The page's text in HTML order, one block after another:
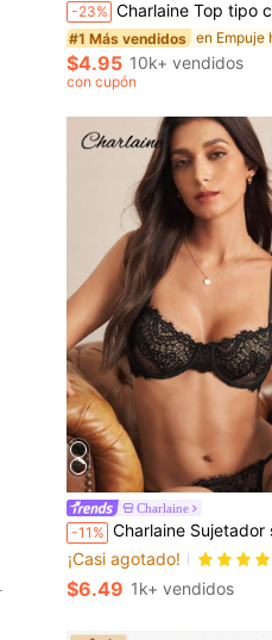
-23% Charlaine Top tipo camiseta interior de mujer con
#1 Más vendidos
¡Casi agotado!
#1 Más vendidos
¡Casi agotado!
#1 Más vendidos
¡Casi agotado!
$4.95 10k+ vendidos
con cupón
Charlaine
-11% Charlaine Sujetador sexy de mujer con tirantes de espagueti y
¡Casi agotado!
$6.49 1k+ vendidos